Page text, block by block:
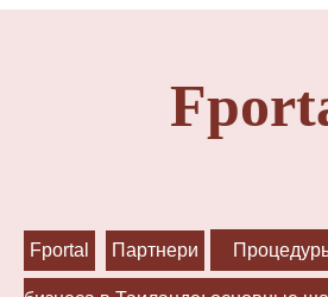
Fportal Партнери